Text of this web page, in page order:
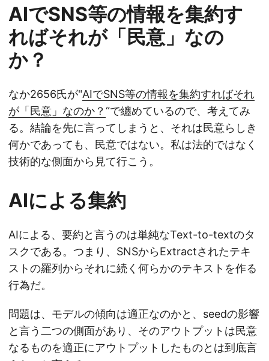
AIでSNS等の情報を集約す
ればそれが「民意」なの
か？
なか2656氏が"AIでSNS等の情報を集約すればそれ
が「民意」なのか？ “で纏めているので、考えてみ
る。結論を先に言ってしまうと、それは民意らしき
何かであっても、民意ではない。私は法的ではなく
技術的な側面から見て行こう。
AIによる集約
AIによる、要約と言うのは単純なText-to-textのタ
スクである。つまり、SNSからExtractされたテキ
ストの羅列からそれに続く何らかのテキストを作る
行為だ。
問題は、モデルの傾向は適正なのかと、seedの影響
と言う二つの側面があり、そのアウトプットは民意
なるものを適正にアウトプットしたものとは到底言